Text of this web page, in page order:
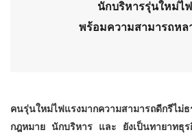
นักบริหารรุ่นใหม่ไ
พร้อมความสามารถหล
คนรุ่นใหม่ไฟแรงมากความสามารถดี
กฎหมาย นักบริหาร และ ยังเป็นทายาทธุร